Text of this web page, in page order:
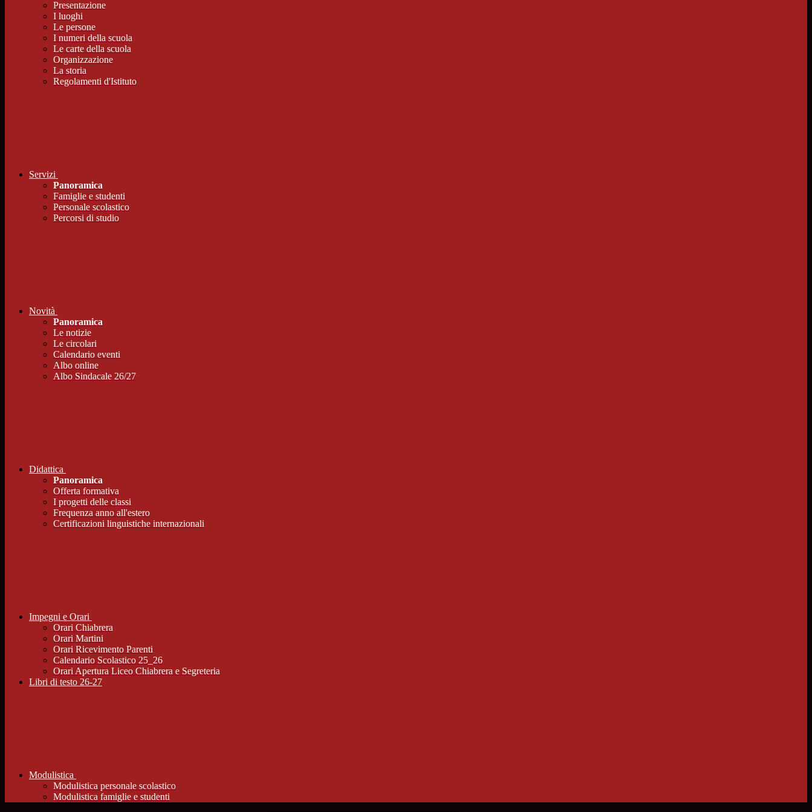
Presentazione
I luoghi
Le persone
I numeri della scuola
Le carte della scuola
Organizzazione
La storia
Regolamenti d'Istituto
Servizi
Panoramica
Famiglie e studenti
Personale scolastico
Percorsi di studio
Novità
Panoramica
Le notizie
Le circolari
Calendario eventi
Albo online
Albo Sindacale 26/27
Didattica
Panoramica
Offerta formativa
I progetti delle classi
Frequenza anno all'estero
Certificazioni linguistiche internazionali
Impegni e Orari
Orari Chiabrera
Orari Martini
Orari Ricevimento Parenti
Calendario Scolastico 25_26
Orari Apertura Liceo Chiabrera e Segreteria
Libri di testo 26-27
Modulistica
Modulistica personale scolastico
Modulistica famiglie e studenti